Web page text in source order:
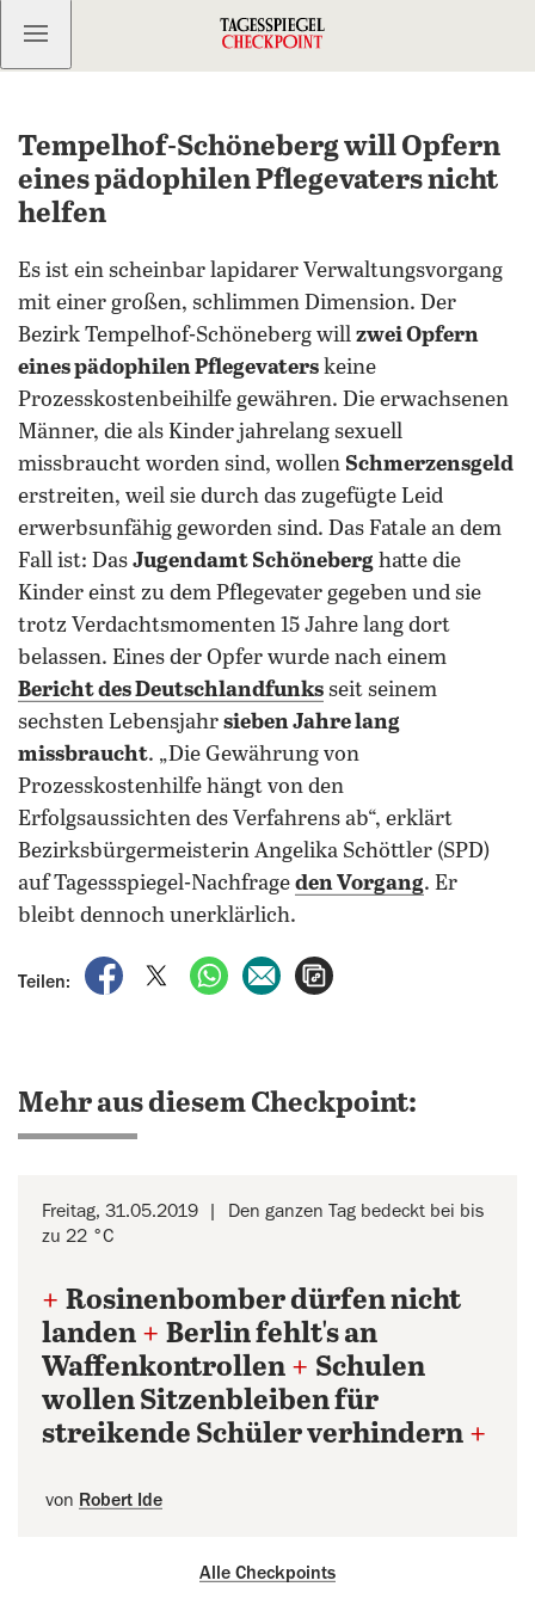
Kostenlos anmelden
Tempelhof-Schöneberg will Opfern
eines pädophilen Pflegevaters nicht
helfen
Es ist ein scheinbar lapidarer Verwaltungsvorgang
mit einer großen, schlimmen Dimension. Der
Bezirk Tempelhof-Schöneberg will zwei Opfern
eines pädophilen Pflegevaters keine
Prozesskostenbeihilfe gewähren. Die erwachsenen
Männer, die als Kinder jahrelang sexuell
missbraucht worden sind, wollen Schmerzensgeld
erstreiten, weil sie durch das zugefügte Leid
erwerbsunfähig geworden sind. Das Fatale an dem
Fall ist: Das Jugendamt Schöneberg hatte die
Kinder einst zu dem Pflegevater gegeben und sie
trotz Verdachtsmomenten 15 Jahre lang dort
belassen. Eines der Opfer wurde nach einem
Bericht des Deutschlandfunks seit seinem
sechsten Lebensjahr sieben Jahre lang
missbraucht. „Die Gewährung von
Prozesskostenhilfe hängt von den
Erfolgsaussichten des Verfahrens ab“, erklärt
Bezirksbürgermeisterin Angelika Schöttler (SPD)
auf Tagessspiegel-Nachfrage den Vorgang. Er
bleibt dennoch unerklärlich.
Teilen:
auf Facebook teilen
auf X teilenper WhatsApp teilen
per E-Mail teilen
Mehr aus diesem Checkpoint:
Freitag, 31.05.2019
Den ganzen Tag bedeckt bei bis
zu 22 °C
+ Rosinenbomber dürfen nicht
landen + Berlin fehlt's an
Waffenkontrollen + Schulen
wollen Sitzenbleiben für
streikende Schüler verhindern +
von Robert Ide
Alle Checkpoints